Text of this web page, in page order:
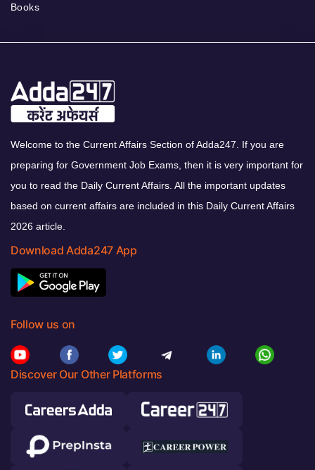
Books
Welcome to the Current Affairs Section of Adda247. If you are
preparing for Government Job Exams, then it is very important for
you to read the Daily Current Affairs. All the important updates
based on current affairs are included in this Daily Current Affairs
2026 article.
Download Adda247 App
Follow us on
Discover Our Other Platforms